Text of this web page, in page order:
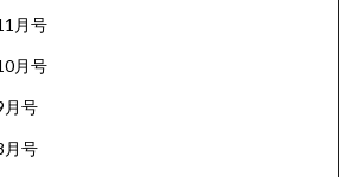
月号
月号
月号
月号